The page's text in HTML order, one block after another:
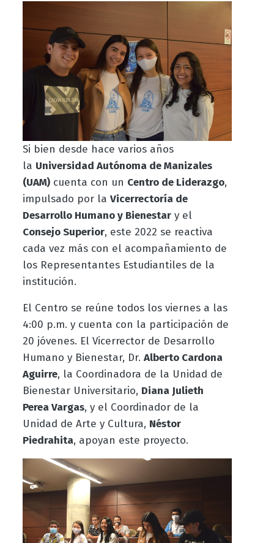
Si bien desde hace varios años
la Universidad Autónoma de Manizales
(UAM)cuenta con un Centro de Liderazgo,
impulsado por la Vicerrectoría de
Desarrollo Humano y Bienestary el
Consejo Superior, este 2022 se reactiva
cada vez más con el acompañamiento de
los Representantes Estudiantiles de la
institución.
El Centro se reúne todos los viernes a las
4:00 p.m. y cuenta con la participación de
20 jóvenes. El Vicerrector de Desarrollo
Humano y Bienestar, Dr. Alberto Cardona
Aguirre, la Coordinadora de la Unidad de
Bienestar Universitario, Diana Julieth
Perea Vargas, y el Coordinador de la
Unidad de Arte y Cultura, Néstor
Piedrahita, apoyan este proyecto.